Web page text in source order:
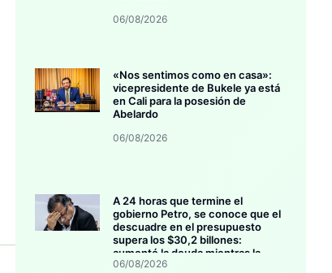
06/08/2026
«Nos sentimos como en casa»:
vicepresidente de Bukele ya está
en Cali para la posesión de
Abelardo
06/08/2026
A 24 horas que termine el
gobierno Petro, se conoce que el
descuadre en el presupuesto
supera los $30,2 billones:
aumentó la deuda mientras la
inversión se estanca
06/08/2026